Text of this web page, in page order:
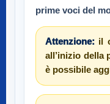
prime voci del
Attenzione: il
all’inizio della
è possibile